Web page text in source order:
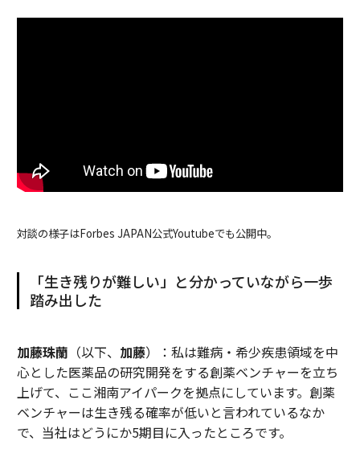
対談の様子はForbes JAPAN公式Youtubeでも公開中。
「生き残りが難しい」と分かっていながら一歩
踏み出した
加藤珠蘭 （以下、 加藤）：私は難病・希少疾患領域を中
心とした医薬品の研究開発をする創薬ベンチャーを立ち
上げて、ここ湘南アイパークを拠点にしています。創薬
ベンチャーは生き残る確率が低いと言われているなか
で、当社はどうにか5期目に入ったところです。